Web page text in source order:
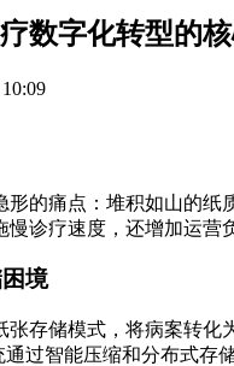
数字化转型的
的痛点：堆积如山的
诊疗速度，还增加运
境
存储模式，将病案转
过智能压缩和分布式